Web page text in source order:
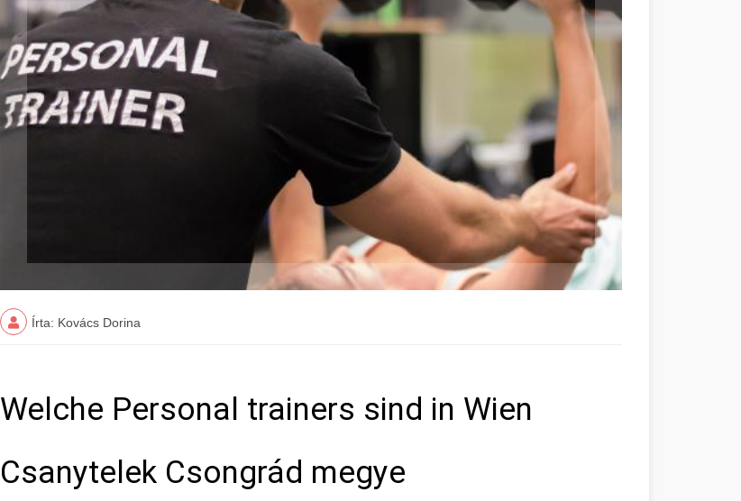
Írta: Kovács Dorina
Welche Personal trainers sind in Wien
Csanytelek Csongrád megye